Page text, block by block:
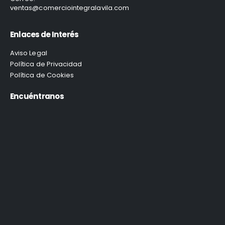
ventas@comerciointegralavila.com
Enlaces de Interés
Aviso Legal
Política de Privacidad
Política de Cookies
Encuéntranos